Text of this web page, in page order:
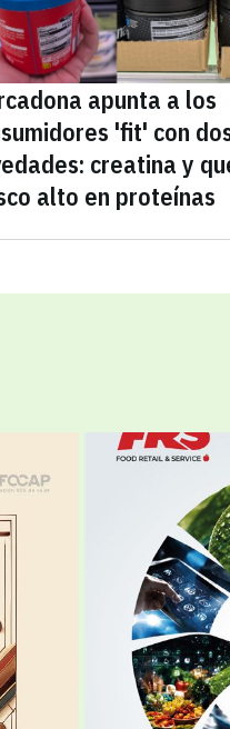
apunta a los
'fit' con
creatina y
alto en proteínas